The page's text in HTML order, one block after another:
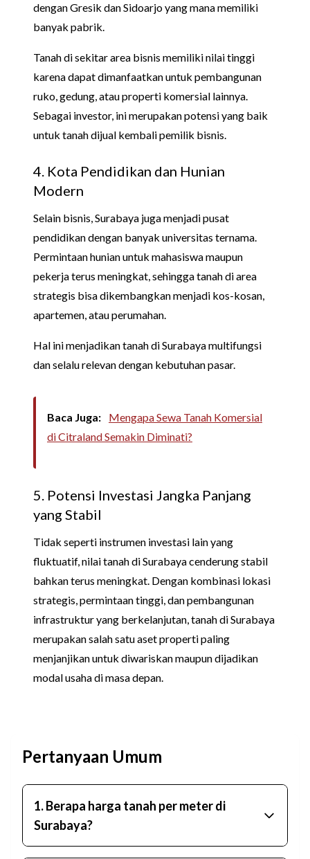
dengan Gresik dan Sidoarjo yang mana memiliki
banyak pabrik.
Tanah di sekitar area bisnis memiliki nilai tinggi
karena dapat dimanfaatkan untuk pembangunan
ruko, gedung, atau properti komersial lainnya.
Sebagai investor, ini merupakan potensi yang baik
untuk tanah dijual kembali pemilik bisnis.
4. Kota Pendidikan dan Hunian
Modern
Selain bisnis, Surabaya juga menjadi pusat
pendidikan dengan banyak universitas ternama.
Permintaan hunian untuk mahasiswa maupun
pekerja terus meningkat, sehingga tanah di area
strategis bisa dikembangkan menjadi kos-kosan,
apartemen, atau perumahan.
Hal ini menjadikan tanah di Surabaya multifungsi
dan selalu relevan dengan kebutuhan pasar.
Baca Juga:
Mengapa Sewa Tanah Komersial
di Citraland Semakin Diminati?
5. Potensi Investasi Jangka Panjang
yang Stabil
Tidak seperti instrumen investasi lain yang
fluktuatif, nilai tanah di Surabaya cenderung stabil
bahkan terus meningkat. Dengan kombinasi lokasi
strategis, permintaan tinggi, dan pembangunan
infrastruktur yang berkelanjutan, tanah di Surabaya
merupakan salah satu aset properti paling
menjanjikan untuk diwariskan maupun dijadikan
modal usaha di masa depan.
Pertanyaan Umum
1. Berapa harga tanah per meter di
Surabaya?
Harga tanah bervariasi mulai dari Rp5 juta hingga